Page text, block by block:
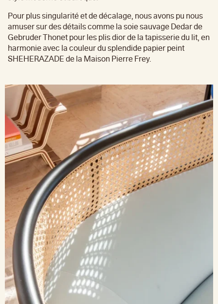
Pour plus singularité et de décalage, nous avons pu nous
amuser sur des détails comme la soie sauvage Dedar de
Gebruder Thonet pour les plis dior de la tapisserie du lit, en
harmonie avec la couleur du splendide papier peint
SHEHERAZADE de la Maison Pierre Frey.